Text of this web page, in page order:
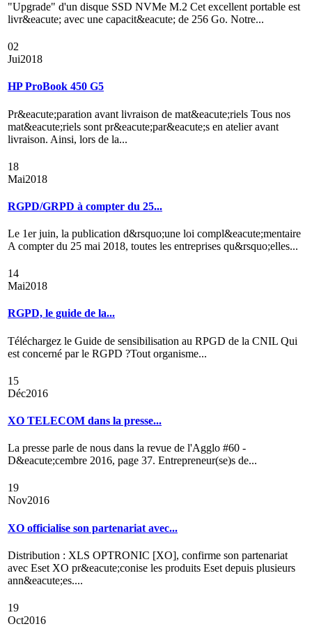
"Upgrade" d'un disque SSD NVMe M.2 Cet excellent portable est
livr&eacute; avec une capacit&eacute; de 256 Go. Notre...
02
Jui2018
HP ProBook 450 G5
Pr&eacute;paration avant livraison de mat&eacute;riels Tous nos
mat&eacute;riels sont pr&eacute;par&eacute;s en atelier avant
livraison. Ainsi, lors de la...
18
Mai2018
RGPD/GRPD à compter du 25...
Le 1er juin, la publication d&rsquo;une loi compl&eacute;mentaire
A compter du 25 mai 2018, toutes les entreprises qu&rsquo;elles...
14
Mai2018
RGPD, le guide de la...
Téléchargez le Guide de sensibilisation au RPGD de la CNIL Qui
est concerné par le RGPD ?Tout organisme...
15
Déc2016
XO TELECOM dans la presse...
La presse parle de nous dans la revue de l'Agglo #60 -
D&eacute;cembre 2016, page 37. Entrepreneur(se)s de...
19
Nov2016
XO officialise son partenariat avec...
Distribution : XLS OPTRONIC [XO], confirme son partenariat
avec Eset XO pr&eacute;conise les produits Eset depuis plusieurs
ann&eacute;es....
19
Oct2016